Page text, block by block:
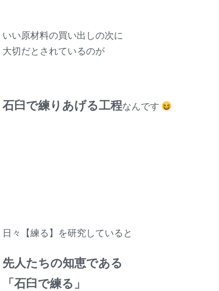
いい原材料の買い出しの次に
大切だとされているのが
石臼で練りあげる工程なんです
日々【練る】を研究していると
先人たちの知恵である
「石臼で練る」